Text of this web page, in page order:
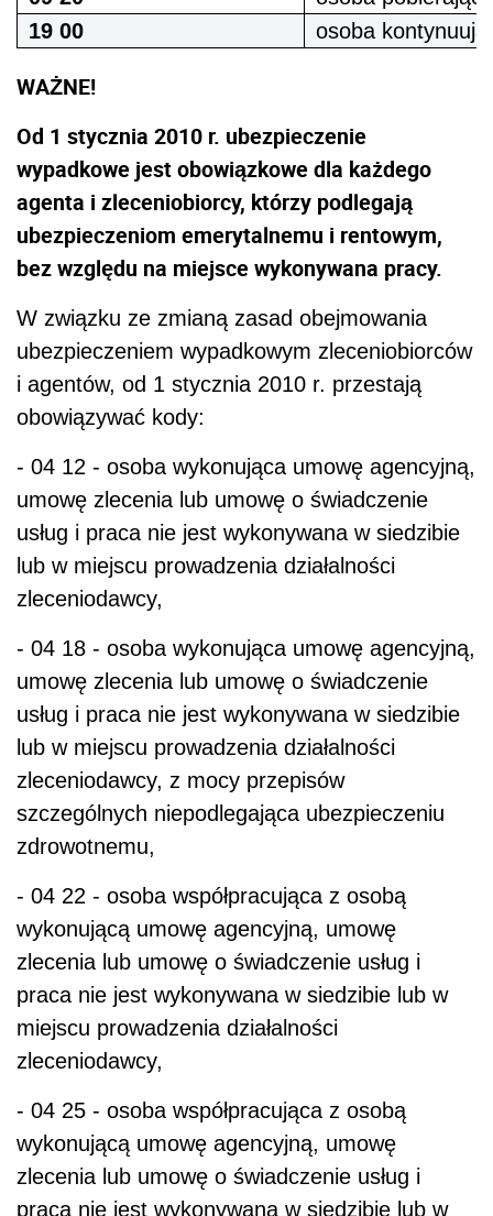
19 00
osoba
WAŻNE!
Od 1 stycznia 2010 r. ubezpieczenie
wypadkowe jest obowiązkowe dla każdego
agenta i zleceniobiorcy, którzy podlegają
ubezpieczeniom emerytalnemu i rentowym,
bez względu na miejsce wykonywana pracy.
W związku ze zmianą zasad obejmowania
ubezpieczeniem wypadkowym zleceniobiorców
i agentów, od 1 stycznia 2010 r. przestają
obowiązywać kody:
- 04 12 - osoba wykonująca umowę agencyjną,
umowę zlecenia lub umowę o świadczenie
usług i praca nie jest wykonywana w siedzibie
lub w miejscu prowadzenia działalności
zleceniodawcy,
- 04 18 - osoba wykonująca umowę agencyjną,
umowę zlecenia lub umowę o świadczenie
usług i praca nie jest wykonywana w siedzibie
lub w miejscu prowadzenia działalności
zleceniodawcy, z mocy przepisów
szczególnych niepodlegająca ubezpieczeniu
zdrowotnemu,
- 04 22 - osoba współpracująca z osobą
wykonującą umowę agencyjną, umowę
zlecenia lub umowę o świadczenie usług i
praca nie jest wykonywana w siedzibie lub w
miejscu prowadzenia działalności
zleceniodawcy,
- 04 25 - osoba współpracująca z osobą
wykonującą umowę agencyjną, umowę
zlecenia lub umowę o świadczenie usług i
praca nie jest wykonywana w siedzibie lub w